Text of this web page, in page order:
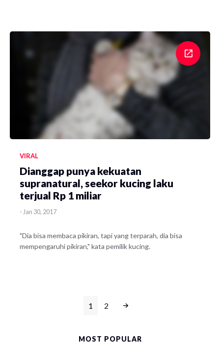
VIRAL
Dianggap punya kekuatan
supranatural, seekor kucing laku
terjual Rp 1 miliar
- Jan 30, 2017
"Dia bisa membaca pikiran, tapi yang terparah, dia bisa
mempengaruhi pikiran," kata pemilik kucing.
1 2
MOST POPULAR